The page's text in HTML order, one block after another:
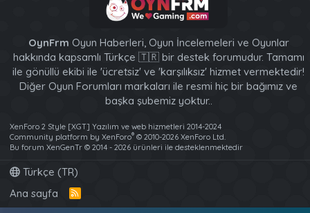
OynFrm Oyun Haberleri, Oyun İncelemeleri ve Oyunlar
hakkında kapsamlı Türkçe 🇹🇷 bir destek forumudur. Tamamı
ile gönüllü ekibi ile 'ücretsiz' ve 'karşılıksız' hizmet vermektedir!
Diğer Oyun Forumları markaları ile resmi hiç bir bağımız ve
başka şubemiz yoktur..
XenForo 2 Style [XGT] Yazılım ve web hizmetleri 2014-2024
Community platform by XenForo® © 2010-2026 XenForo Ltd.
Bu forum XenGenTr © 2014 - 2026 ürünleri ile desteklenmektedir
Türkçe (TR)
Ana sayfa
R